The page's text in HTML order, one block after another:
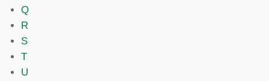
Q
R
S
T
U